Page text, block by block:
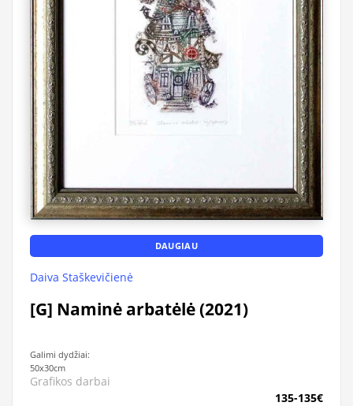
DAUGIAU
Daiva Staškevičienė
[G] Naminė arbatėlė (2021)
Galimi dydžiai:
50x30cm
Grafikos darbai
135-135€